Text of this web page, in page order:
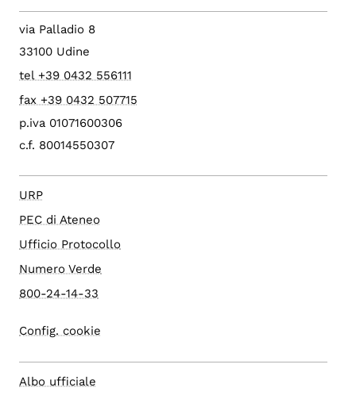
via Palladio 8
33100 Udine
tel +39 0432 556111
fax +39 0432 507715
p.iva 01071600306
c.f. 80014550307
URP
PEC di Ateneo
Ufficio Protocollo
Numero Verde
800-24-14-33
Config. cookie
Albo ufficiale